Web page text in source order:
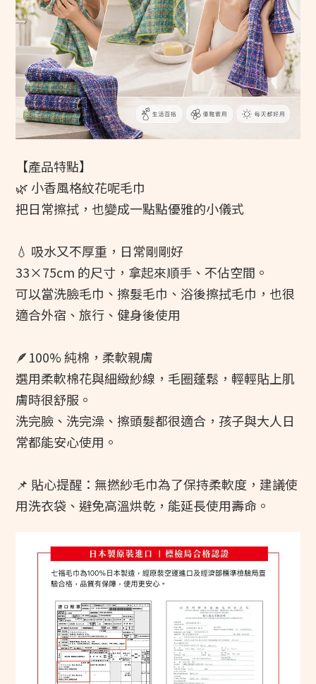
【產品特點】
🌿 小香風格紋花呢毛巾
把日常擦拭，也變成一點點優雅的小儀式
💧 吸水又不厚重，日常剛剛好
33×75cm 的尺寸，拿起來順手、不佔空間。
可以當洗臉毛巾、擦髮毛巾、浴後擦拭毛巾，也很
適合外宿、旅行、健身後使用
🪶100% 純棉，柔軟親膚
選用柔軟棉花與細緻紗線，毛圈蓬鬆，輕輕貼上肌
膚時很舒服。
洗完臉、洗完澡、擦頭髮都很適合，孩子與大人日
常都能安心使用。
📌 貼心提醒：無撚紗毛巾為了保持柔軟度，建議使
用洗衣袋、避免高溫烘乾，能延長使用壽命。